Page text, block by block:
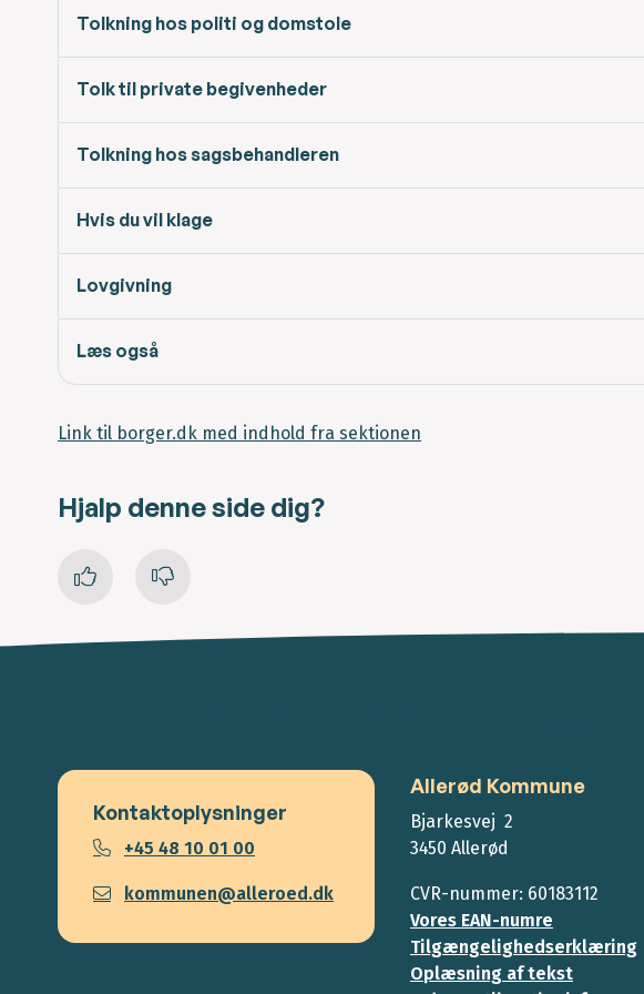
Tolkning hos politi og domstole
Tolk til private begivenheder
Tolkning hos sagsbehandleren
Hvis du vil klage
Lovgivning
Læs også
Link til borger.dk med indhold fra sektionen
Hjalp denne side dig?
Kontaktoplysninger
+45 48 10 01 00
kommunen@alleroed.dk
Allerød Kommune
Bjarkesvej 2
3450 Allerød
CVR-nummer: 60183112
Vores EAN-numre
Tilgængelighedserklæring
Oplæsning af tekst